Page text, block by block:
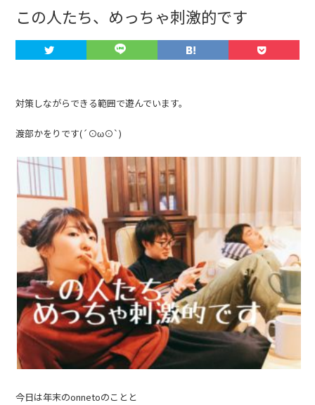
LESSON
この人たち、めっちゃ刺激的です
対策しながらできる範囲で遊んでいます。
渡部かをりです(´⊙ω⊙`)
今日は年末のonnetoのことと